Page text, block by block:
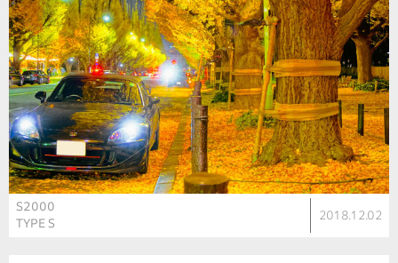
S2000
TYPE S
2018.12.02